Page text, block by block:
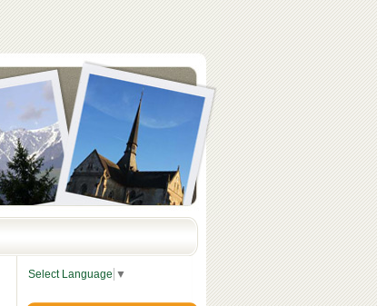
Select Language ▼